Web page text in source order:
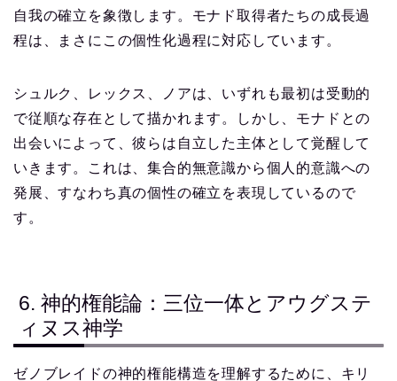
自我の確立を象徴します。モナド取得者たちの成長過
程は、まさにこの個性化過程に対応しています。
シュルク、レックス、ノアは、いずれも最初は受動的
で従順な存在として描かれます。しかし、モナドとの
出会いによって、彼らは自立した主体として覚醒して
いきます。これは、集合的無意識から個人的意識への
発展、すなわち真の個性の確立を表現しているので
す。
6. 神的権能論：三位一体とアウグステ
ィヌス神学
ゼノブレイドの神的権能構造を理解するために、キリ